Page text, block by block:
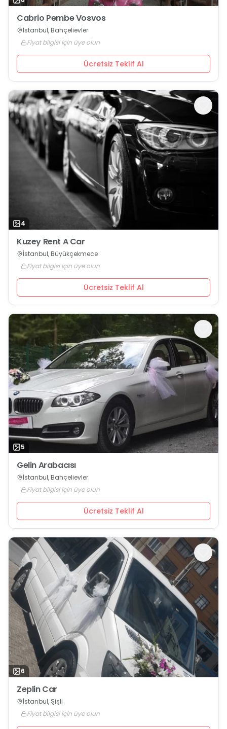
Cabrio Pembe Vosvos
İstanbul, Bahçelievler
Fiyat bilgisi için üye olun
Ücretsiz Teklif Al
4
Kuzey Rent A Car
İstanbul, Büyükçekmece
Fiyat bilgisi için üye olun
Ücretsiz Teklif Al
5
Gelin Arabacısı
İstanbul, Bahçelievler
Fiyat bilgisi için üye olun
Ücretsiz Teklif Al
6
Zeplin Car
İstanbul, Şişli
Fiyat bilgisi için üye olun